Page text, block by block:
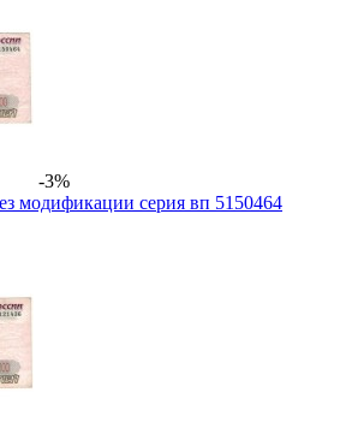
-3%
модификации серия вп 5150464